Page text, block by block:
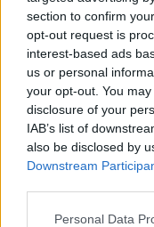
section to confirm
opt-out request is
interest-based ads
us or personal
your opt-out. You
disclosure of your
IAB’s list of
also be disclosed by
Downstream
Please note that this
Personal Data
annak ellenére is,
is a tagja voltam,
világbajnokságra
hitvallásom
akkor azt csináld
Szóval itt vagyok,
szerintem.
Az első nap orvosi
keddtől már napi
idényre a csapat.